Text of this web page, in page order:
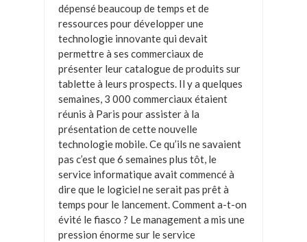
dépensé beaucoup de temps et de
ressources pour développer une
technologie innovante qui devait
permettre à ses commerciaux de
présenter leur catalogue de produits sur
tablette à leurs prospects. Il y a quelques
semaines, 3 000 commerciaux étaient
réunis à Paris pour assister à la
présentation de cette nouvelle
technologie mobile. Ce qu’ils ne savaient
pas c’est que 6 semaines plus tôt, le
service informatique avait commencé à
dire que le logiciel ne serait pas prêt à
temps pour le lancement. Comment a-t-on
évité le fiasco ? Le management a mis une
pression énorme sur le service